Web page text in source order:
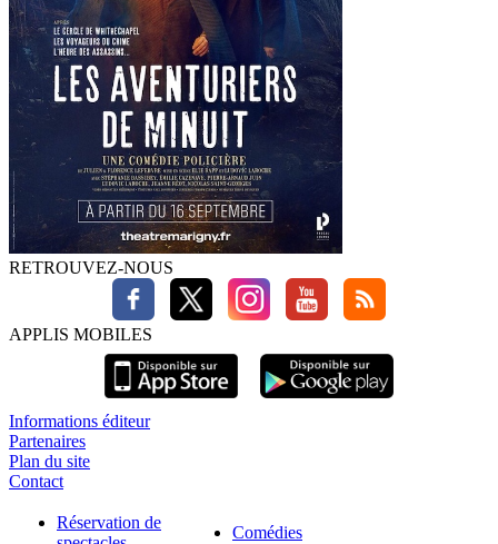
RETROUVEZ-NOUS
APPLIS MOBILES
Informations éditeur
Partenaires
Plan du site
Contact
Réservation de
Comédies